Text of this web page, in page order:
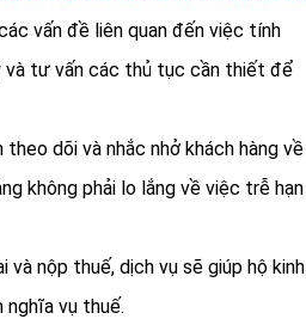
vấn đề liên quan đến việc tính
và tư vấn các thủ tục cần thiết để
dõi và nhắc nhở khách hàng về
không phải lo lắng về việc trễ hạn
và nộp thuế, dịch vụ sẽ giúp hộ kinh
nghĩa vụ thuế.